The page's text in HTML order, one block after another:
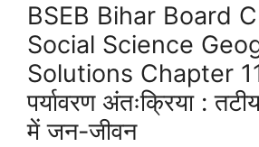
BSEB Bihar Board
Social Science
Solutions Chapter
पर्यावरण अंतःक्रिया :
में जन-जीवन